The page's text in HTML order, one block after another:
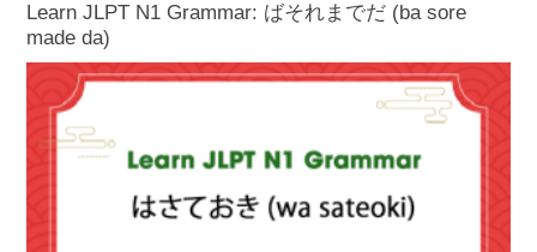
Learn JLPT N1 Grammar: ばそれまでだ (ba sore
made da)